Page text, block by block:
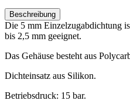
Beschreibung
Die 5 mm Einzelzugabdichtung
bis 2,5 mm geeignet.
Das Gehäuse besteht aus
Dichteinsatz aus Silikon.
Betriebsdruck: 15 bar.